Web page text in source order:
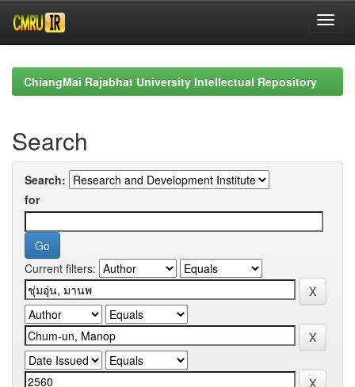
navigationChiangMai Rajabhat University Intellectual Repository
Search
Search:
for
Current filters: